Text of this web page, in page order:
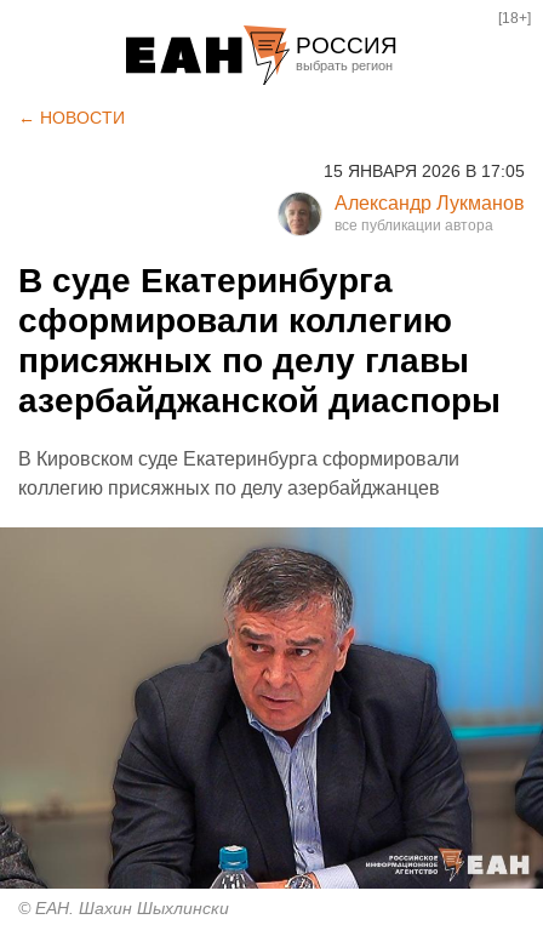
РОССИЯ
Курган
Оренбург
[18+]
← НОВОСТИ
15 ЯНВАРЯ 2026 В 17:05
Александр Лукманов
В суде Екатеринбурга
сформировали коллегию
присяжных по делу главы
азербайджанской диаспоры
В Кировском суде Екатеринбурга сформировали
коллегию присяжных по делу азербайджанцев
© ЕАН. Шахин Шыхлински